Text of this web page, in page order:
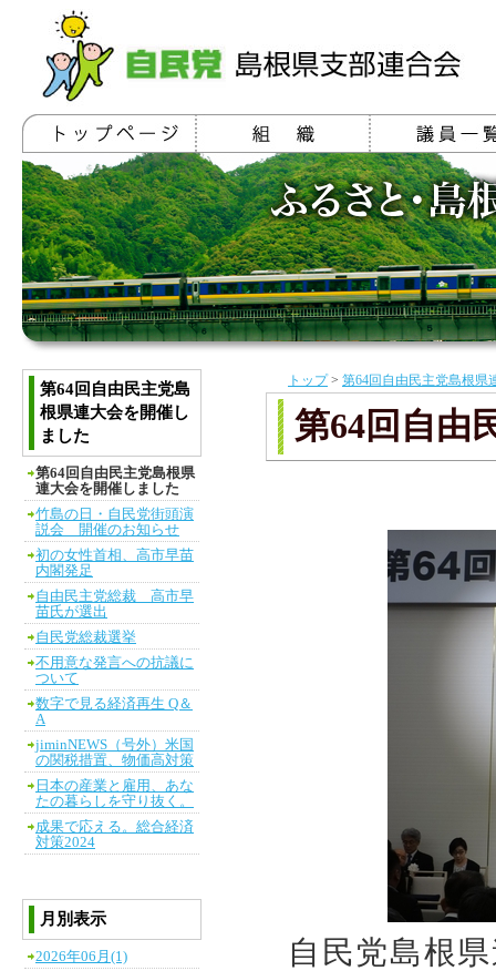
トップ> 第64回自由民主党島根県
第64回自由
自民党島根
第64回自由民主党島
根県連大会を開催し
ました
第64回自由民主党島根県
連大会を開催しました
竹島の日・自民党街頭演
説会 開催のお知らせ
初の女性首相、高市早苗
内閣発足
自由民主党総裁 高市早
苗氏が選出
自民党総裁選挙
不用意な発言への抗議に
ついて
数字で見る経済再生 Q＆
A
jiminNEWS（号外）米国
の関税措置、物価高対策
日本の産業と雇用、あな
たの暮らしを守り抜く。
成果で応える。総合経済
対策2024
月別表示
2026年06月(1)